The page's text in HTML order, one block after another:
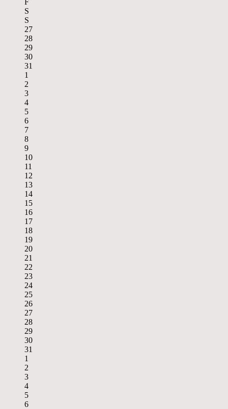
S
S
27
28
29
30
31
1
2
3
4
5
6
7
8
9
10
11
12
13
14
15
16
17
18
19
20
21
22
23
24
25
26
27
28
29
30
31
1
2
3
4
5
6